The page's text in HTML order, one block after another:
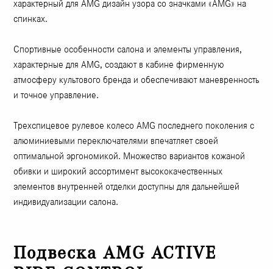
характерный для AMG дизайн узора со значками «AMG» на
спинках.
Спортивные особенности салона и элементы управления,
характерные для AMG, создают в кабине фирменную
атмосферу культового бренда и обеспечивают маневренность
и точное управление.
Трехспицевое рулевое колесо AMG последнего поколения с
алюминиевыми переключателями впечатляет своей
оптимальной эргономикой. Множество вариантов кожаной
обивки и широкий ассортимент высококачественных
элементов внутренней отделки доступны для дальнейшей
индивидуализации салона.
Подвеска AMG ACTIVE